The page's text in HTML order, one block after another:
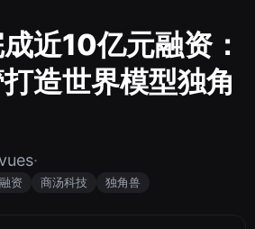
近10亿元融资：
造世界模型独角
·
融资 商汤科技 独角兽